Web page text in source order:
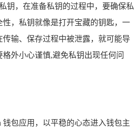
钥，在准备私钥的过程中，要确保私
性，私钥就像是打开宝藏的钥匙，一
传输、保存过程中被泄露，就可能导
外小心谨慎,避免私钥出现任何问
钱包应用，以平稳的心态进入钱包主